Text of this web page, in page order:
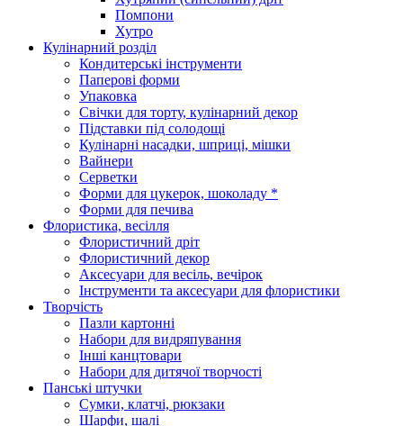
Помпони
Хутро
Кулінарний розділ
Кондитерські інструменти
Паперові форми
Упаковка
Свічки для торту, кулінарний декор
Підставки під солодощі
Кулінарні насадки, шприці, мішки
Вайнери
Серветки
Форми для цукерок, шоколаду *
Форми для печива
Флористика, весілля
Флористичний дріт
Флористичний декор
Аксесуари для весіль, вечірок
Інструменти та аксесуари для флористики
Творчість
Пазли картонні
Набори для видряпування
Інші канцтовари
Набори для дитячої творчості
Панські штучки
Сумки, клатчі, рюкзаки
Шарфи, шалі